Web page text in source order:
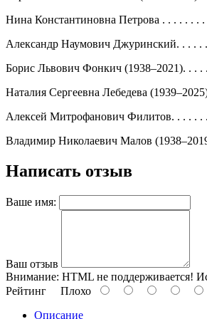
Нина Константиновна Петрова . . . . . . .
Александр Наумович Джуринский. . . . .
Борис Львович Фонкич (1938–2021). . . .
Наталия Сергеевна Лебедева
Алексей Митрофанович Филитов. . . . . .
Владимир Николаевич Малов
Написать отзыв
Ваше имя:
Ваш отзыв
Внимание: HTML не поддерживается!
Рейтинг Плохо
Описание